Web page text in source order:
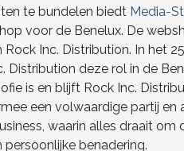
te bundelen biedt Media-
voor de Benelux. De
Inc. Distribution. In het
Distribution deze rol in de
is en blijft Rock Inc.
een volwaardige partij en
waarin alles draait om
persoonlijke benadering.